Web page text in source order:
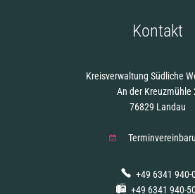
Kontakt
Kreisverwaltung Südliche
An der Kreuzmühle
76829 Landau
+49 6341 940-
+49 6341 940-